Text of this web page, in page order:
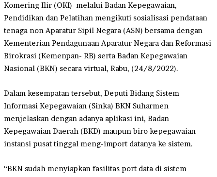
Komering Ilir (OKI) melalui Badan Kepegawaian,
Pendidikan dan Pelatihan mengikuti sosialisasi pendataan
tenaga non Aparatur Sipil Negara (ASN) bersama dengan
Kementerian Pendagunaan Aparatur Negara dan Reformasi
Birokrasi (Kemenpan- RB) serta Badan Kepegawaian
Nasional (BKN) secara virtual, Rabu, (24/8/2022).
Dalam kesempatan tersebut, Deputi Bidang Sistem
Informasi Kepegawaian (Sinka) BKN Suharmen
menjelaskan dengan adanya aplikasi ini, Badan
Kepegawaian Daerah (BKD) maupun biro kepegawaian
instansi pusat tinggal meng-import datanya ke sistem.
“BKN sudah menyiapkan fasilitas port data di sistem